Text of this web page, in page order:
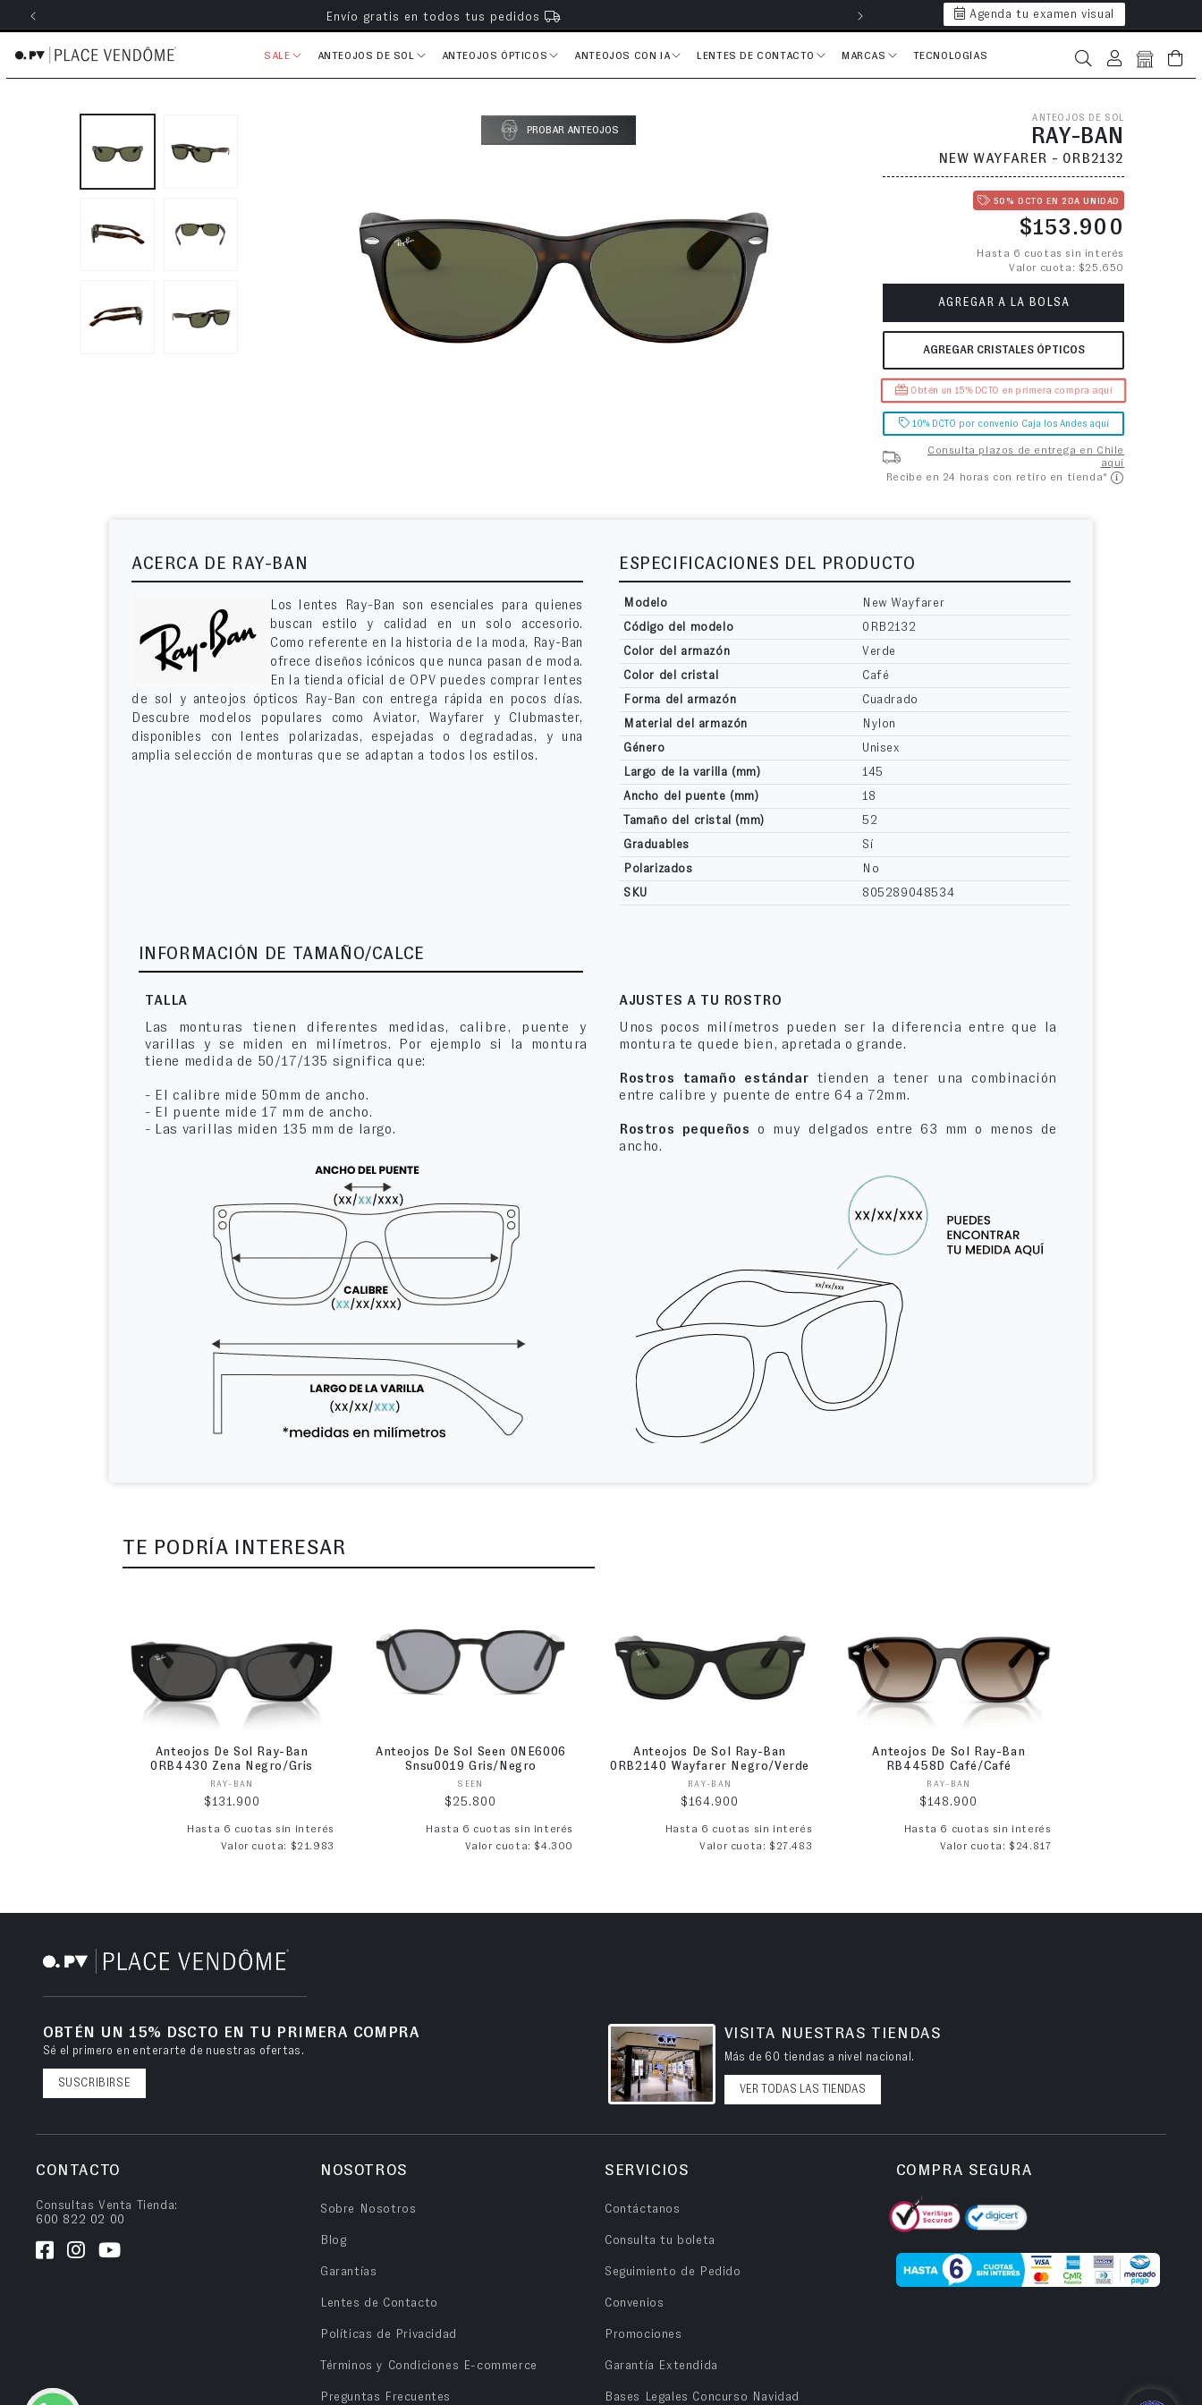
al contenido Envío gratis en todos tus pedidos Hasta 6 cuotas
Agenda tu examen visual
SALE ANTEOJOS DE SOL ANTEOJOS ÓPTICOS ANTEOJOS CON IA LENTES DE CONTACTO MARCAS TECNOLOGÍAS Iniciar sesión Bolsa
PROBAR ANTEOJOS
ANTEOJOS DE SOL
RAY-BAN
NEW WAYFARER - 0RB2132
50% DCTO EN 2DA UNIDAD
Precio habitual
$153.900
Hasta 6 cuotas sin interés
Valor cuota: $25.650
AGREGAR A LA BOLSA
AGREGAR CRISTALES ÓPTICOS
Obtén un 15% DCTO en primera compra aquí
10% DCTO por convenio Caja los Andes aquí
Consulta plazos de entrega en Chile
aquí
Recibe en 24 horas con retiro en tienda*
ACERCA DE RAY-BAN
Los lentes Ray-Ban son esenciales para quienes
buscan estilo y calidad en un solo accesorio.
Como referente en la historia de la moda, Ray-Ban
ofrece diseños icónicos que nunca pasan de moda.
En la tienda oficial de OPV puedes comprar lentes
de sol y anteojos ópticos Ray-Ban con entrega rápida en pocos días.
Descubre modelos populares como Aviator, Wayfarer y Clubmaster,
disponibles con lentes polarizadas, espejadas o degradadas, y una
amplia selección de monturas que se adaptan a todos los estilos.
ESPECIFICACIONES DEL PRODUCTO
Modelo
New Wayfarer
Código del modelo
0RB2132
Color del armazón
Verde
Color del cristal
Café
Forma del armazón
Cuadrado
Material del armazón
Nylon
Género
Unisex
Largo de la varilla (mm)
145
Ancho del puente (mm)
18
Tamaño del cristal (mm)
52
Graduables
Sí
Polarizados
No
SKU
805289048534
INFORMACIÓN DE TAMAÑO/CALCE
TALLA
Las monturas tienen diferentes medidas, calibre, puente y
varillas y se miden en milímetros. Por ejemplo si la montura
tiene medida de 50/17/135 significa que:
- El calibre mide 50mm de ancho.
- El puente mide 17 mm de ancho.
- Las varillas miden 135 mm de largo.
AJUSTES A TU ROSTRO
Unos pocos milímetros pueden ser la diferencia entre que la
montura te quede bien, apretada o grande.
Rostros tamaño estándar tienden a tener una combinación
entre calibre y puente de entre 64 a 72mm.
Rostros pequeños o muy delgados entre 63 mm o menos de
ancho.
TE PODRÍA INTERESAR
Anteojos De Sol Ray-Ban
0RB4430 Zena Negro/Gris
Proveedor:
RAY-BAN
Precio habitual
$131.900
Hasta 6 cuotas sin interés
Valor cuota: $21.983
Anteojos De Sol Seen 0NE6006
Snsu0019 Gris/Negro
Proveedor:
SEEN
Precio habitual
$25.800
Hasta 6 cuotas sin interés
Valor cuota: $4.300
Anteojos De Sol Ray-Ban
0RB2140 Wayfarer Negro/Verde
Proveedor:
RAY-BAN
Precio habitual
$164.900
Hasta 6 cuotas sin interés
Valor cuota: $27.483
Anteojos De Sol Ray-Ban
RB4458D Café/Café
Proveedor:
RAY-BAN
Precio habitual
$148.900
Hasta 6 cuotas sin interés
Valor cuota: $24.817
OBTÉN UN 15% DSCTO EN TU PRIMERA COMPRA
Sé el primero en enterarte de nuestras ofertas.
SUSCRIBIRSE
VISITA NUESTRAS TIENDAS
Más de 60 tiendas a nivel nacional.
VER TODAS LAS TIENDAS
CONTACTO
Consultas Venta Tienda:
600 822 02 00
NOSOTROS
Sobre Nosotros
Blog
Garantías
Lentes de Contacto
Políticas de Privacidad
Términos y Condiciones E-commerce
Preguntas Frecuentes
SERVICIOS
Contáctanos
Consulta tu boleta
Seguimiento de Pedido
Convenios
Promociones
Garantía Extendida
Bases Legales Concurso Navidad
COMPRA SEGURA